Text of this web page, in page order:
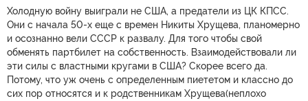
Холодную войну выиграли не США, а предатели из ЦК КПСС.
Они с начала 50-х еще с времен Никиты Хрущева, планомерно
и осознанно вели СССР к развалу. Для того чтобы свой
обменять партбилет на собственность. Взаимодействовали ли
эти силы с властными кругами в США? Скорее всего да.
Потому, что уж очень с определенным пиететом и классно до
сих пор относятся и к родственникам Хрущева(неплохо